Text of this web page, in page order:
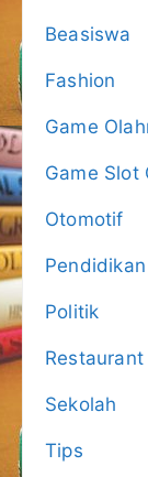
Beasiswa
Fashion
Game
Game Slot
Otomotif
Pendidikan
Politik
Restaurant
Sekolah
Tips